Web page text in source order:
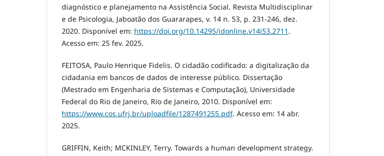
diagnóstico e planejamento na Assistência Social. Revista Multidisciplinar
e de Psicologia, Jaboatão dos Guararapes, v. 14 n. 53, p. 231-246, dez.
2020. Disponível em: https://doi.org/10.14295/idonline.v14i53.2711 .
Acesso em: 25 fev. 2025.
FEITOSA, Paulo Henrique Fidelis. O cidadão codificado: a digitalização da
cidadania em bancos de dados de interesse público. Dissertação
(Mestrado em Engenharia de Sistemas e Computação), Universidade
Federal do Rio de Janeiro, Rio de Janeiro, 2010. Disponível em:
https://www.cos.ufrj.br/uploadfile/1287491255.pdf. Acesso em: 14 abr.
2025.
GRIFFIN, Keith; MCKINLEY, Terry. Towards a human development strategy.